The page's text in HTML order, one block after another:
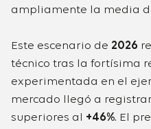
ampliamente la media
Este escenario de 2026
técnico tras la fortísima
experimentada en el
mercado llegó a
superiores al +46%. El